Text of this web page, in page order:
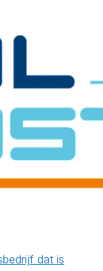
dat is